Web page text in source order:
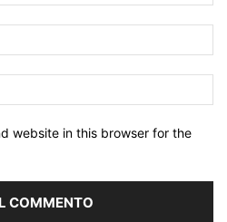
website in this browser for the